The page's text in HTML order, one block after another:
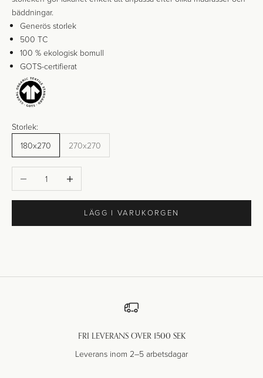
bäddningar.
Generös storlek
500 TC
100 % ekologisk bomull
GOTS-certifierat
Storlek:
180x270
270x270
Minska antal Öka antal
LÄGG I VARUKORGEN
FRI LEVERANS ÖVER 1500 SEK
Leverans inom 2–5 arbetsdagar